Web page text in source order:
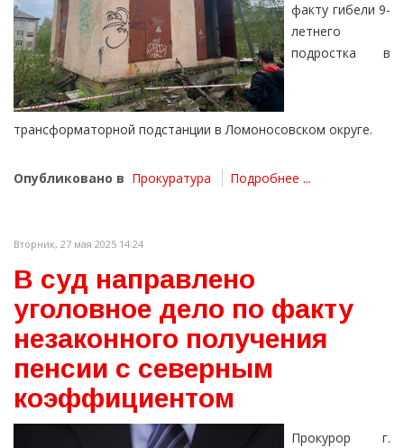
факту гибели 9-
летнего
подростка в
трансформаторной подстанции в Ломоносовском округе.
Опубликовано в Прокуратура Подробнее ...
Вторник, 27 мая 2025 14:24
В суд направлено
уголовное дело по факту
незаконного получения
пенсии с северным
коэффициентом
Прокурор г.